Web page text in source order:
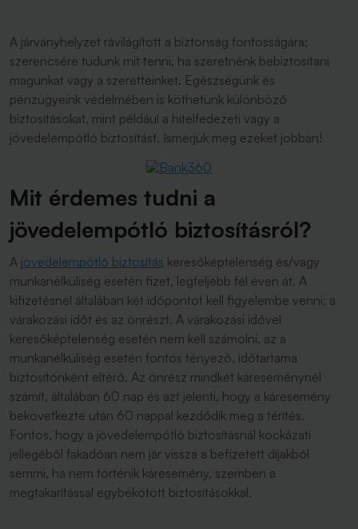
A járványhelyzet rávilágított a biztonság fontosságára;
szerencsére tudunk mit tenni, ha szeretnénk bebiztosítani
magunkat vagy a szeretteinket. Egészségünk és
pénzügyeink védelmében is köthetünk különböző
biztosításokat, mint például a hitelfedezeti vagy a
jövedelempótló biztosítást. Ismerjük meg ezeket jobban!
Mit érdemes tudni a
jövedelempótló biztosításról?
A jövedelempótló biztosítás keresőképtelenség és/vagy
munkanélküliség esetén fizet, legfeljebb fél éven át. A
kifizetésnél általában két időpontot kell figyelembe venni: a
várakozási időt és az önrészt. A várakozási idővel
keresőképtelenség esetén nem kell számolni, az a
munkanélküliség esetén fontos tényező, időtartama
biztosítónként eltérő. Az önrész mindkét káreseménynél
számít, általában 60 nap és azt jelenti, hogy a káresemény
bekövetkezte után 60 nappal kezdődik meg a térítés.
Fontos, hogy a jövedelempótló biztosításnál kockázati
jellegéből fakadóan nem jár vissza a befizetett díjakból
semmi, ha nem történik káresemény, szemben a
megtakarítással egybekötött biztosításokkal.